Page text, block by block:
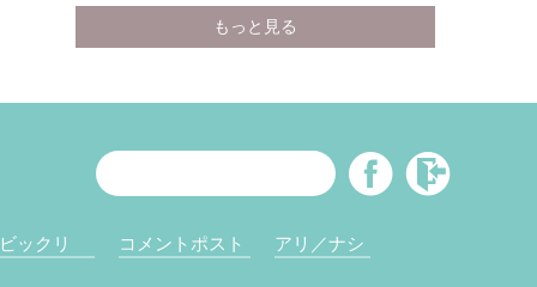
ビックリ コメントポスト アリ／ナシ